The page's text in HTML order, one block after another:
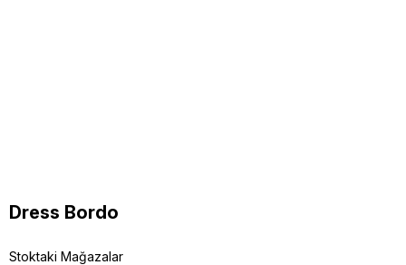
Dress Bordo
Stoktaki Mağazalar